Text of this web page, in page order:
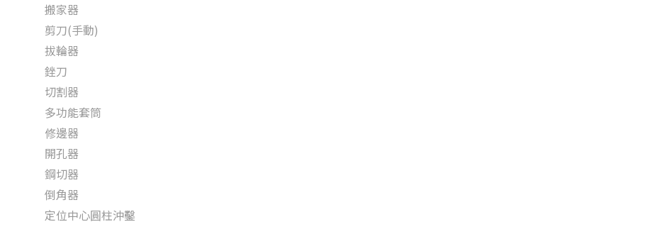
搬家器
剪刀(手動)
拔輪器
銼刀
切割器
多功能套筒
修邊器
開孔器
鋼切器
倒角器
定位中心圓柱沖鑿